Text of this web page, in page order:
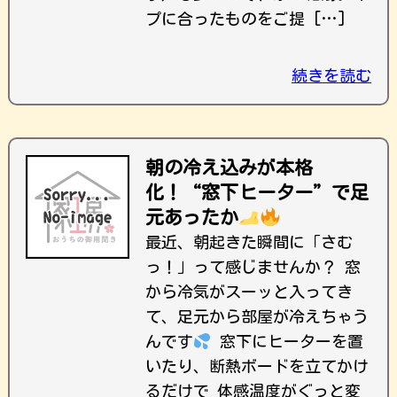
プに合ったものをご提 […]
続きを読む
朝の冷え込みが本格
化！“窓下ヒーター”で足
元あったか
最近、朝起きた瞬間に「さむ
っ！」って感じませんか？ 窓
から冷気がスーッと入ってき
て、足元から部屋が冷えちゃう
んです
窓下にヒーターを置
いたり、断熱ボードを立てかけ
るだけで 体感温度がぐっと変